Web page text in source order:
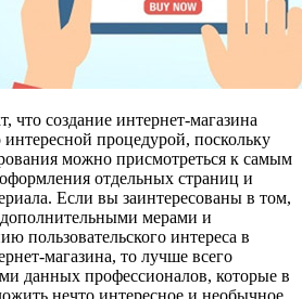
что создание интернет-магазина
интересной процедурой, поскольку
можно присмотреться к самым
отдельных страниц и
Если вы заинтересованы в том,
дополнительными мерами и
пользовательского интереса в
магазина, то лучше всего
данных профессионалов, которые в
нечто интересное и необычное.